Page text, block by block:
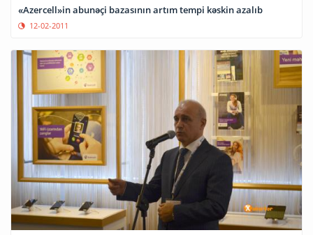
«Azercell»in abunəçi bazasının artım tempi kəskin azalıb
12-02-2011